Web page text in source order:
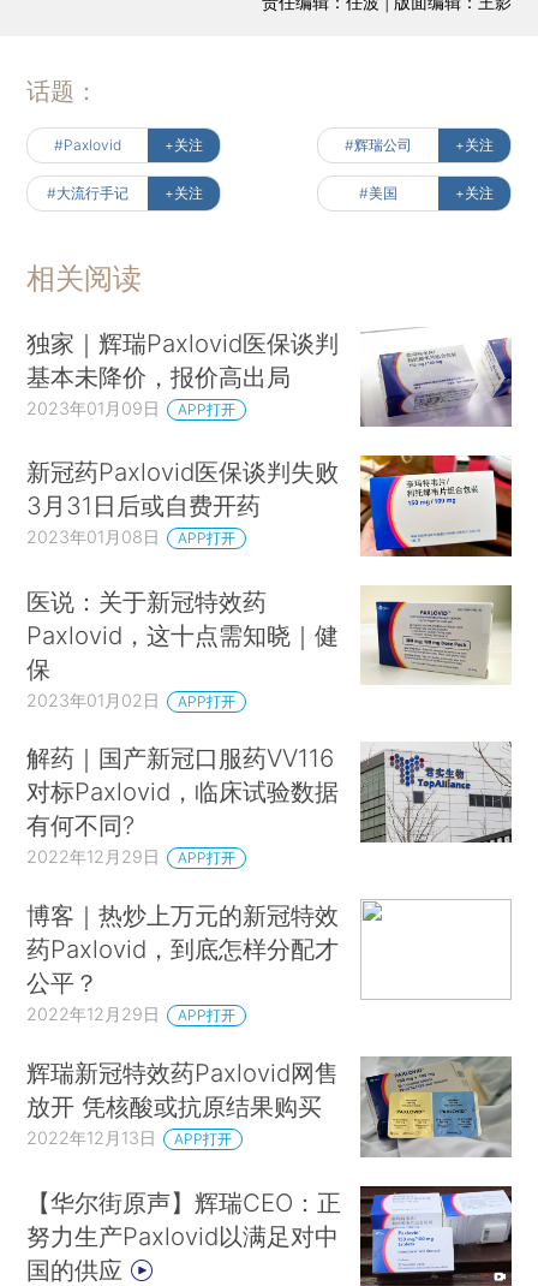
话题：
#Paxlovid +关注 #辉瑞公司 +关注
#大流行手记 +关注 #美国 +关注
相关阅读
独家｜辉瑞Paxlovid医保谈判
基本未降价，报价高出局
2023年01月09日 APP打开
新冠药Paxlovid医保谈判失败
3月31日后或自费开药
2023年01月08日 APP打开
医说：关于新冠特效药
Paxlovid，这十点需知晓｜健
保
2023年01月02日 APP打开
解药｜国产新冠口服药VV116
对标Paxlovid，临床试验数据
有何不同?
2022年12月29日 APP打开
博客｜热炒上万元的新冠特效
药Paxlovid，到底怎样分配才
公平？
2022年12月29日 APP打开
辉瑞新冠特效药Paxlovid网售
放开 凭核酸或抗原结果购买
2022年12月13日 APP打开
【华尔街原声】辉瑞CEO：正
努力生产Paxlovid以满足对中
国的供应